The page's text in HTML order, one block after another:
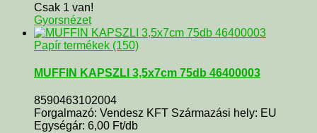
Csak 1 van!
Gyorsnézet
Papír termékek (150)
MUFFIN KAPSZLI 3,5x7cm 75db 46400003
8590463102004
Forgalmazó: Vendesz KFT Származási hely: EU
Egységár: 6,00 Ft/db